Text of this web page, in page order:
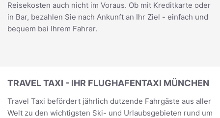
Reisekosten auch nicht im Voraus. Ob mit Kreditkarte oder
in Bar, bezahlen Sie nach Ankunft an Ihr Ziel - einfach und
bequem bei Ihrem Fahrer.
TRAVEL TAXI - IHR FLUGHAFENTAXI MÜNCHEN
Travel Taxi befördert jährlich dutzende Fahrgäste aus aller
Welt zu den wichtigsten Ski- und Urlaubsgebieten rund um